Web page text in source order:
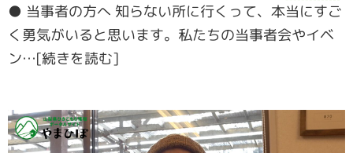
● 当事者の方へ 知らない所に行くって、本当にすご
く勇気がいると思います。私たちの当事者会やイベ
ン…[続きを読む]